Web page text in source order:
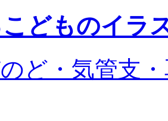
どものイラ
のど・気管支